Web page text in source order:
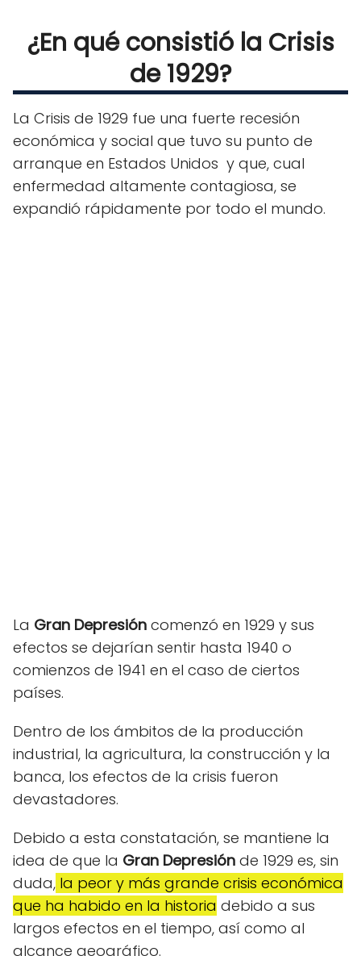
¿En qué consistió la Crisis
de 1929?
La Crisis de 1929 fue una fuerte recesión
económica y social que tuvo su punto de
arranque en Estados Unidos y que, cual
enfermedad altamente contagiosa, se
expandió rápidamente por todo el mundo.
La Gran Depresión comenzó en 1929 y sus
efectos se dejarían sentir hasta 1940 o
comienzos de 1941 en el caso de ciertos
países.
Dentro de los ámbitos de la producción
industrial, la agricultura, la construcción y la
banca, los efectos de la crisis fueron
devastadores.
Debido a esta constatación, se mantiene la
idea de que la Gran Depresión de 1929 es, sin
duda, la peor y más grande crisis económica
que ha habido en la historia debido a sus
largos efectos en el tiempo, así como al
alcance geográfico.